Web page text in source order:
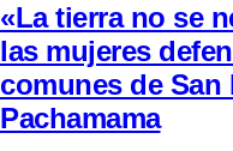
«La tierra no se
las mujeres
comunes de San
Pachamama